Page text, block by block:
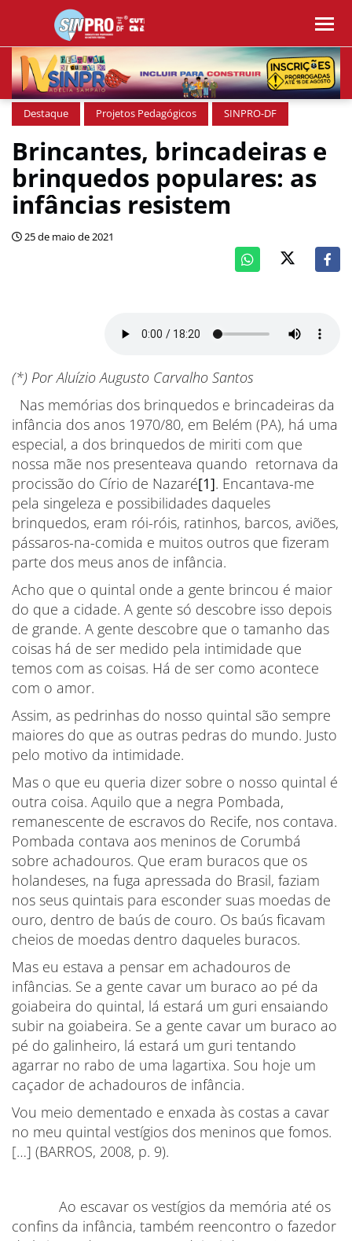
Destaque Projetos Pedagógicos SINPRO-DF
Brincantes, brincadeiras e
brinquedos populares: as
infâncias resistem
25 de maio de 2021
(*) Por Aluízio Augusto Carvalho Santos
Nas memórias dos brinquedos e brincadeiras da
infância dos anos 1970/80, em Belém (PA), há uma
especial, a dos brinquedos de miriti com que
nossa mãe nos presenteava quando retornava da
procissão do Círio de Nazaré[1]. Encantava-me
pela singeleza e possibilidades daqueles
brinquedos, eram rói-róis, ratinhos, barcos, aviões,
pássaros-na-comida e muitos outros que fizeram
parte dos meus anos de infância.
Acho que o quintal onde a gente brincou é maior
do que a cidade. A gente só descobre isso depois
de grande. A gente descobre que o tamanho das
coisas há de ser medido pela intimidade que
temos com as coisas. Há de ser como acontece
com o amor.
Assim, as pedrinhas do nosso quintal são sempre
maiores do que as outras pedras do mundo. Justo
pelo motivo da intimidade.
Mas o que eu queria dizer sobre o nosso quintal é
outra coisa. Aquilo que a negra Pombada,
remanescente de escravos do Recife, nos contava.
Pombada contava aos meninos de Corumbá
sobre achadouros. Que eram buracos que os
holandeses, na fuga apressada do Brasil, faziam
nos seus quintais para esconder suas moedas de
ouro, dentro de baús de couro. Os baús ficavam
cheios de moedas dentro daqueles buracos.
Mas eu estava a pensar em achadouros de
infâncias. Se a gente cavar um buraco ao pé da
goiabeira do quintal, lá estará um guri ensaiando
subir na goiabeira. Se a gente cavar um buraco ao
pé do galinheiro, lá estará um guri tentando
agarrar no rabo de uma lagartixa. Sou hoje um
caçador de achadouros de infância.
Vou meio dementado e enxada às costas a cavar
no meu quintal vestígios dos meninos que fomos.
[…] (BARROS, 2008, p. 9).
Ao escavar os vestígios da memória até os
confins da infância, também reencontro o fazedor